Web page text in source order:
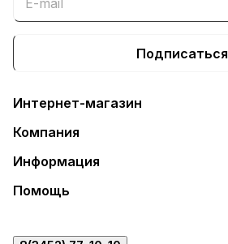
Подписаться
Интернет-магазин
Компания
Информация
Помощь